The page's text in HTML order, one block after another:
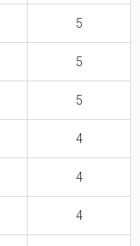
5
5
5
4
4
4